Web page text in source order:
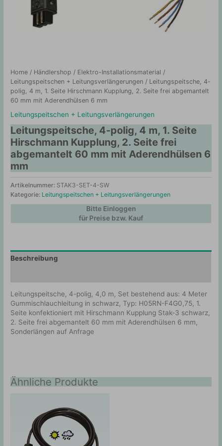
Home / Händlershop / Elektro-Installationsmaterial /
Leitungspeitschen + Leitungsverlängerungen / Leitungspeitsche, 4-
polig, 4 m, 1. Seite Hirschmann Kupplung, 2. Seite frei abgemantelt
60 mm mit Aderendhülsen 6 mm
Leitungspeitschen + Leitungsverlängerungen
Leitungspeitsche, 4-polig, 4 m, 1. Seite
Hirschmann Kupplung, 2. Seite frei
abgemantelt 60 mm mit Aderendhülsen 6
mm
Artikelnummer: STAK3-SET-4-SW
Kategorie: Leitungspeitschen + Leitungsverlängerungen
Bitte Einloggen
für Preise bzw. Kauf
Beschreibung
Leitungspeitsche, 4-polig, 4,0 m, Set bestehend aus: 4 Meter
Gummischlauchleitung in schwarz, Typ: H05RN-F4G0,75, 1.
Seite konfektioniert mit Hirschmann Kupplung Stak-3 schwarz,
2. Seite frei abgemantelt 60 mm mit Aderendhülsen 6 mm,
Sonderlängen auf Anfrage
Ähnliche Produkte